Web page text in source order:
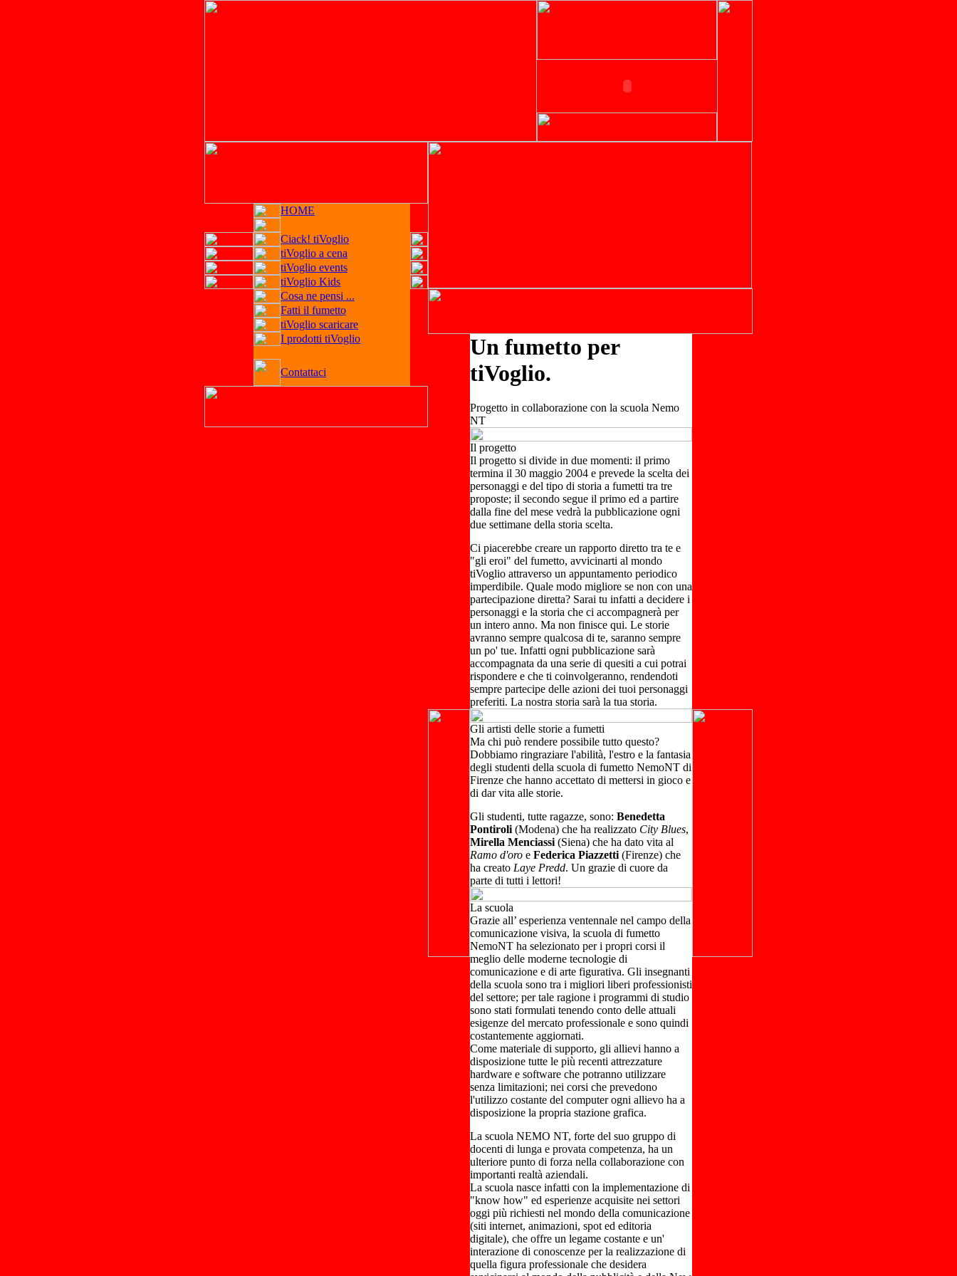
HOME
Ciack! tiVoglio
tiVoglio a cena
tiVoglio events
tiVoglio Kids
Cosa ne pensi ...
Fatti il fumetto
tiVoglio scaricare
I prodotti tiVoglio
Contattaci
Un fumetto per
tiVoglio.
Progetto in collaborazione con la scuola Nemo
NT
Il progetto
Il progetto si divide in due momenti: il primo
termina il 30 maggio 2004 e prevede la scelta dei
personaggi e del tipo di storia a fumetti tra tre
proposte; il secondo segue il primo ed a partire
dalla fine del mese vedrà la pubblicazione ogni
due settimane della storia scelta.
Ci piacerebbe creare un rapporto diretto tra te e
"gli eroi" del fumetto, avvicinarti al mondo
tiVoglio attraverso un appuntamento periodico
imperdibile. Quale modo migliore se non con una
partecipazione diretta? Sarai tu infatti a decidere i
personaggi e la storia che ci accompagnerà per
un intero anno. Ma non finisce qui. Le storie
avranno sempre qualcosa di te, saranno sempre
un po' tue. Infatti ogni pubblicazione sarà
accompagnata da una serie di quesiti a cui potrai
rispondere e che ti coinvolgeranno, rendendoti
sempre partecipe delle azioni dei tuoi personaggi
preferiti. La nostra storia sarà la tua storia.
Gli artisti delle storie a fumetti
Ma chi può rendere possibile tutto questo?
Dobbiamo ringraziare l'abilità, l'estro e la fantasia
degli studenti della scuola di fumetto NemoNT di
Firenze che hanno accettato di mettersi in gioco e
di dar vita alle storie.
Gli studenti, tutte ragazze, sono: Benedetta
Pontiroli (Modena) che ha realizzato City Blues,
Mirella Menciassi (Siena) che ha dato vita al
Ramo d'oro e Federica Piazzetti (Firenze) che
ha creato Laye Predd. Un grazie di cuore da
parte di tutti i lettori!
La scuola
Grazie all’ esperienza ventennale nel campo della
comunicazione visiva, la scuola di fumetto
NemoNT ha selezionato per i propri corsi il
meglio delle moderne tecnologie di
comunicazione e di arte figurativa. Gli insegnanti
della scuola sono tra i migliori liberi professionisti
del settore; per tale ragione i programmi di studio
sono stati formulati tenendo conto delle attuali
esigenze del mercato professionale e sono quindi
costantemente aggiornati.
Come materiale di supporto, gli allievi hanno a
disposizione tutte le più recenti attrezzature
hardware e software che potranno utilizzare
senza limitazioni; nei corsi che prevedono
l'utilizzo costante del computer ogni allievo ha a
disposizione la propria stazione grafica.
La scuola NEMO NT, forte del suo gruppo di
docenti di lunga e provata competenza, ha un
ulteriore punto di forza nella collaborazione con
importanti realtà aziendali.
La scuola nasce infatti con la implementazione di
"know how" ed esperienze acquisite nei settori
oggi più richiesti nel mondo della comunicazione
(siti internet, animazioni, spot ed editoria
digitale), che offre un legame costante e un'
interazione di conoscenze per la realizzazione di
quella figura professionale che desidera